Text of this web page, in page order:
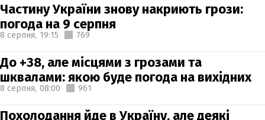
Частину України знову накриють грози:
погода на 9 серпня
8 серпня, 19:15 769
До +38, але місцями з грозами та
шквалами: якою буде погода на вихідних
8 серпня, 08:00 961
Похолодання йде в Україну, але деякі